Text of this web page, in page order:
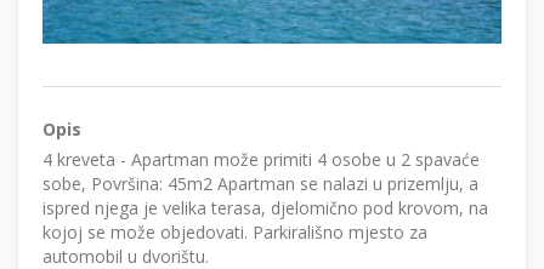
Opis
4 kreveta - Apartman može primiti 4 osobe u 2 spavaće
sobe, Površina: 45m2 Apartman se nalazi u prizemlju, a
ispred njega je velika terasa, djelomično pod krovom, na
kojoj se može objedovati. Parkirališno mjesto za
automobil u dvorištu.